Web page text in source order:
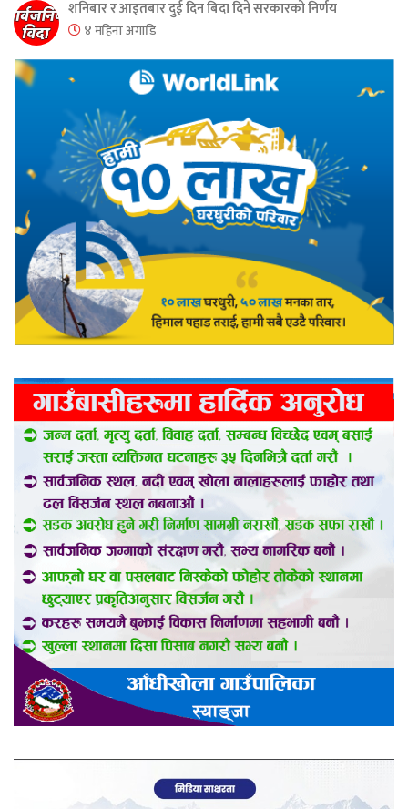
शनिबार र आइतबार दुई दिन बिदा दिने सरकारको निर्णय
४ महिना अगाडि